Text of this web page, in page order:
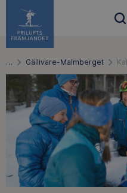
… Gällivare-Malmberget